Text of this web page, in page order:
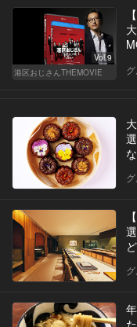
Vol.9
港区おじさんTHEMOVIE